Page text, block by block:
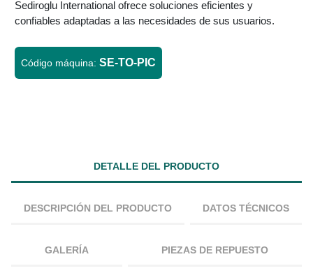
Sediroglu International ofrece soluciones eficientes y
confiables adaptadas a las necesidades de sus usuarios.
Código máquina: SE-TO-PIC
DETALLE DEL PRODUCTO
DESCRIPCIÓN DEL PRODUCTO DATOS TÉCNICOS
GALERÍA PIEZAS DE REPUESTO